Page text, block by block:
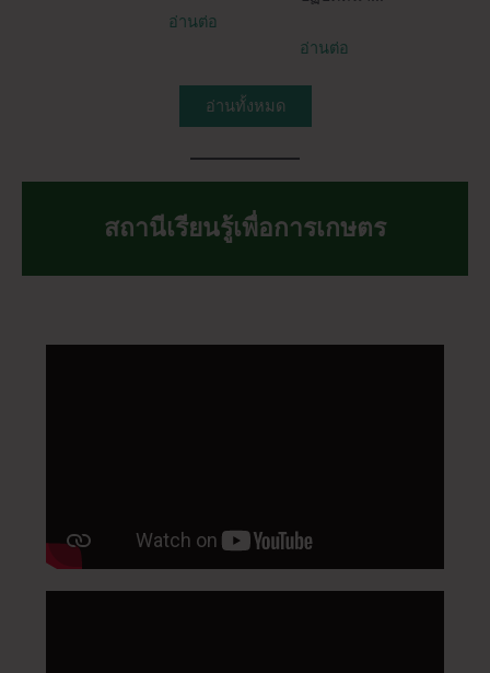
อ่านต่อ
อ่านต่อ
อ่านทั้งหมด
สถานีเรียนรู้เพื่อการเกษตร